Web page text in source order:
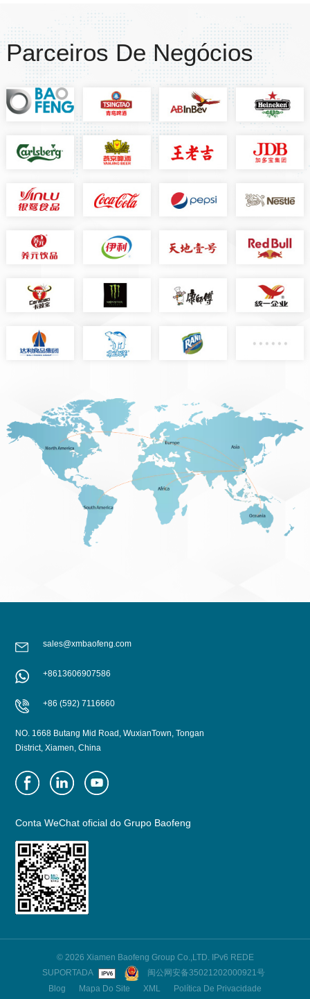
Parceiros De Negócios
sales@xmbaofeng.com
+8613606907586
+86 (592) 7116660
NO. 1668 Butang Mid Road, WuxianTown, Tongan
District, Xiamen, China
Conta WeChat oficial do Grupo Baofeng
© 2026 Xiamen Baofeng Group Co.,LTD. IPv6 REDE
SUPORTADA
闽公网安备35021202000921号
Blog
Mapa Do Site XML Política De Privacidade